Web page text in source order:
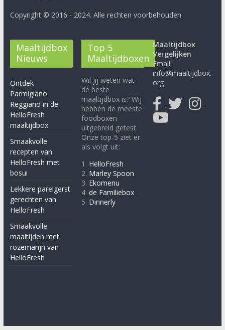
Copyright © 2016 - 2024. Alle rechten voorbehouden.
Maaltijdbox
Nieuws
Ontdek
Parmigiano
Reggiano in de
HelloFresh
maaltijdbox
Smaakvolle
recepten van
HelloFresh met
bosui
Lekkere parelgerst
gerechten van
HelloFresh
Smaakvolle
maaltijden met
rozemarijn van
HelloFresh
Top 5
Maaltijdboxen
Wil jij weten wat
de beste
maaltijdbox is? Wij
hebben de meeste
foodboxen
uitgebreid getest.
Onze top-5 ziet er
als volgt uit:
1. HelloFresh
2. Marley Spoon
3. Ekomenu
4.de Familiebox
5. Dinnerly
Maaltijdbox
Vergelijken
Email:
info@maaltijdbox.
org
- - -